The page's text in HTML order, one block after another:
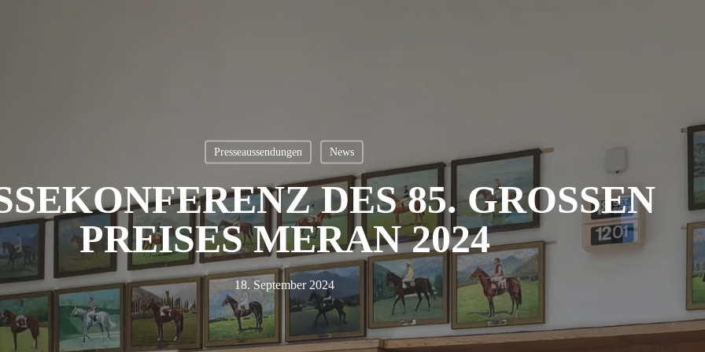
Presseaussendungen News
DES 85. GROSSEN
PREISES MERAN 2024
18. September 2024